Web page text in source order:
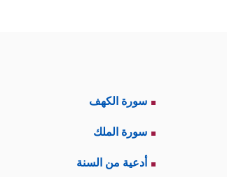
سورة الكهف
سورة الملك
أدعية من السنة